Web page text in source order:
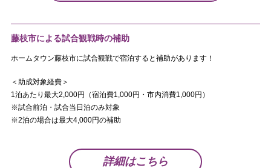
藤枝市による試合観戦時の補助
ホームタウン藤枝市に試合観戦で宿泊すると補助があります！
＜助成対象経費＞
1泊あたり最大2,000円（宿泊費1,000円・市内消費1,000円）
※試合前泊・試合当日泊のみ対象
※2泊の場合は最大4,000円の補助
詳細はこちら